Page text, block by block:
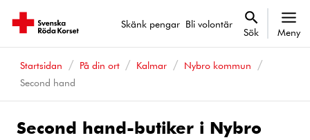
Skänk pengar Bli volontär
Sök Meny
Startsidan På din ort Kalmar
Nybro kommun
Second hand
Second hand-butiker i Nybro